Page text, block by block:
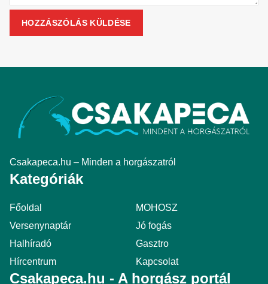
Csakapeca.hu – Minden a horgászatról
Kategóriák
Főoldal
MOHOSZ
Versenynaptár
Jó fogás
Halhíradó
Gasztro
Hírcentrum
Kapcsolat
Csakapeca.hu - A horgász portál